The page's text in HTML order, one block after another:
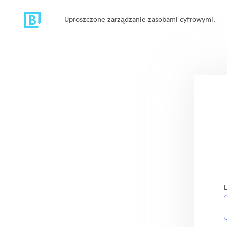
Uproszczone zarządzanie zasobami cyfrowymi.